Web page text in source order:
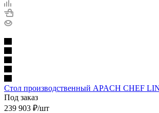
Стол производственный APACH CHEF
Под заказ
239 903 ₽/шт